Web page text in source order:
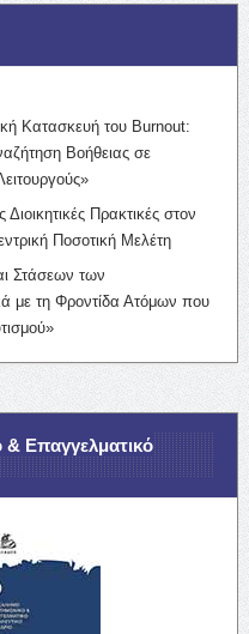
Κατασκευή του Burnout:
Βοήθειας σε
Πρακτικές στον
Ποσοτική Μελέτη
Στάσεων των
με τη Φροντίδα Ατόμων που
& Επαγγελματικό